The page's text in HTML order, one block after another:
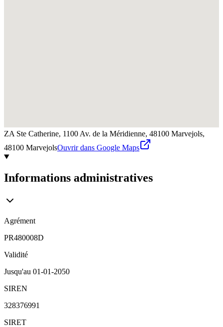
ZA Ste Catherine, 1100 Av. de la Méridienne, 48100 Marvejols,
48100 MarvejolsOuvrir dans Google Maps
Informations administratives
Agrément
PR480008D
Validité
Jusqu'au 01-01-2050
SIREN
328376991
SIRET